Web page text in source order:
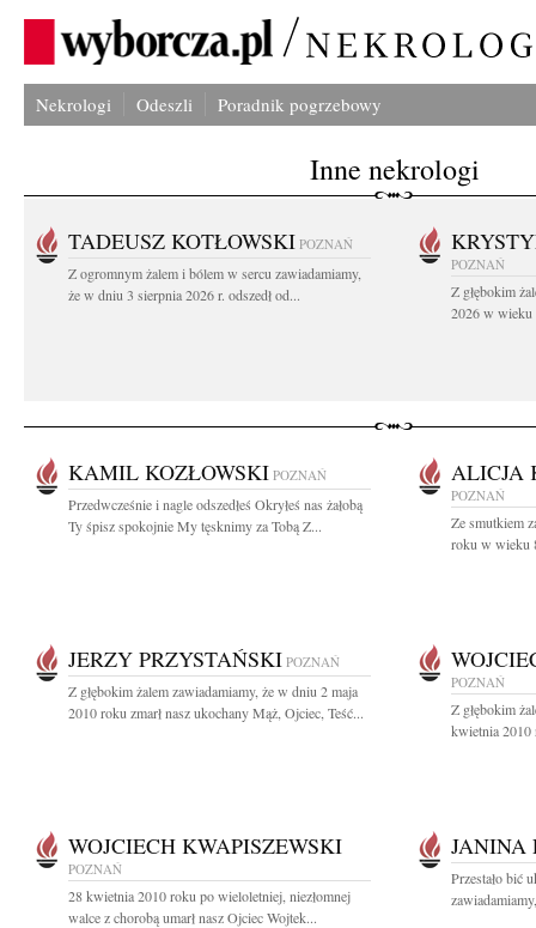
Nekrologi Odeszli Poradnik pogrzebowy
Inne nekrologi
TADEUSZ KOTŁOWSKI POZNAŃ
Z ogromnym żalem i bólem w sercu zawiadamiamy,
że w dniu 3 sierpnia 2026 r. odszedł od...
POZNAŃ
Z głębokim
2026 w wieku
KAMIL KOZŁOWSKI POZNAŃ
Przedwcześnie i nagle odszedłeś Okryłeś nas żałobą
Ty śpisz spokojnie My tęsknimy za Tobą Z...
ALICJA
POZNAŃ
Ze smutkiem
roku w wieku
JERZY PRZYSTAŃSKI POZNAŃ
Z głębokim żalem zawiadamiamy, że w dniu 2 maja
2010 roku zmarł nasz ukochany Mąż, Ojciec, Teść...
POZNAŃ
Z głębokim
kwietnia 2010
WOJCIECH KWAPISZEWSKI
POZNAŃ
28 kwietnia 2010 roku po wieloletniej, niezłomnej
walce z chorobą umarł nasz Ojciec Wojtek...
JANINA
Przestało bić